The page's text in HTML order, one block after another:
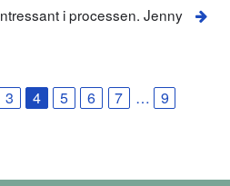
i processen. Jenny
3 4 5 6 7 … 9